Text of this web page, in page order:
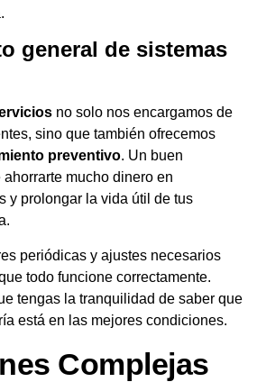
general de sistemas
no solo nos encargamos de
sino que también ofrecemos
preventivo. Un buen
mucho dinero en
y prolongar la vida útil de tus
periódicas y ajustes necesarios
todo funcione correctamente.
tengas la tranquilidad de saber que
está en las mejores condiciones.
Complejas